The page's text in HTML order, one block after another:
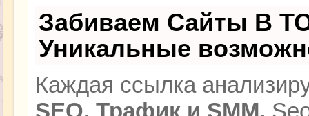
Забиваем Сайты В
Уникальные
Каждая ссылка
SEO, Трафик и SMM.